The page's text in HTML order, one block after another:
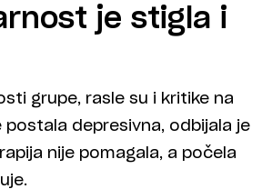
je stigla i
grupe, rasle su i kritike na
postala depresivna, odbijala je
nije pomagala, a počela